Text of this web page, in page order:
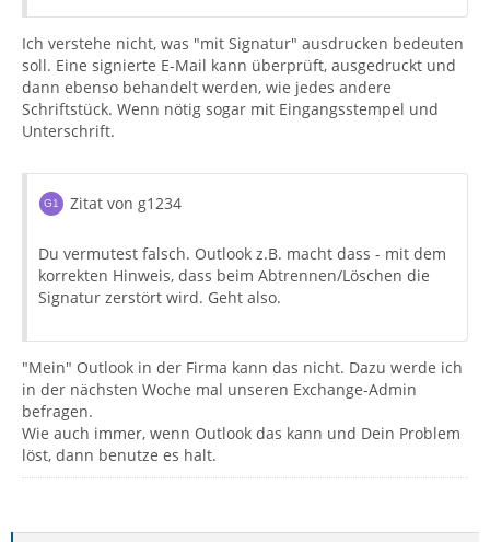
Ich verstehe nicht, was "mit Signatur" ausdrucken bedeuten
soll. Eine signierte E-Mail kann überprüft, ausgedruckt und
dann ebenso behandelt werden, wie jedes andere
Schriftstück. Wenn nötig sogar mit Eingangsstempel und
Unterschrift.
Zitat von g1234
Du vermutest falsch. Outlook z.B. macht dass - mit dem
korrekten Hinweis, dass beim Abtrennen/Löschen die
Signatur zerstört wird. Geht also.
"Mein" Outlook in der Firma kann das nicht. Dazu werde ich
in der nächsten Woche mal unseren Exchange-Admin
befragen.
Wie auch immer, wenn Outlook das kann und Dein Problem
löst, dann benutze es halt.